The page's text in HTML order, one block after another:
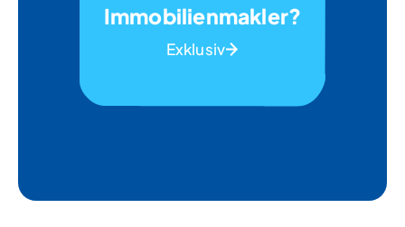
Immobilienmakler?
Exklusiv